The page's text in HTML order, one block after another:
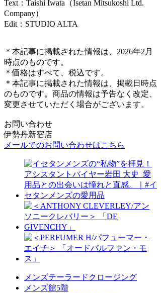
Text：Taishi Iwata（Isetan Mitsukoshi Ltd.
Company）
Edit：STUDIO ALTA
＊本記事に掲載された情報は、2026年2月
時点のものです。
＊価格はすべて、税込です。
＊本記事に掲載された情報は、掲載日時点
のものです。商品の情報は予告なく改定、
変更させていただく場合がございます。
お問い合わせ
伊勢丹新宿店
メールでのお問い合わせはこちら
メンズテーラードクロージング
メンズ館5階